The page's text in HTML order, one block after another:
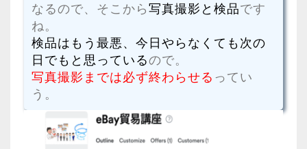
なるので、そこから写真撮影と検品です
ね。
検品はもう最悪、今日やらなくても次の
日でもと思っているので。
写真撮影までは必ず終わらせる ってい
う。